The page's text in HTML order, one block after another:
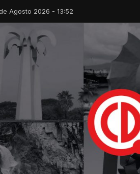
Agosto 2026 - 13:52